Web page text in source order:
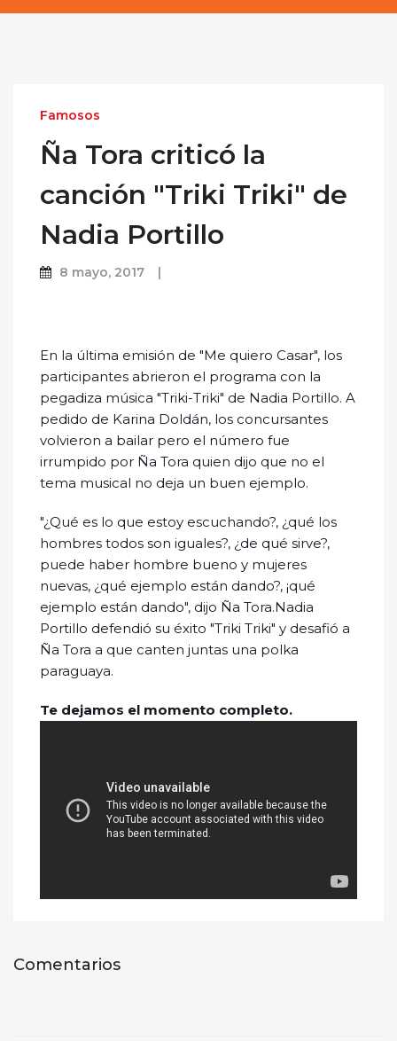
Famosos
Ña Tora criticó la
canción "Triki Triki" de
Nadia Portillo
8 mayo, 2017
En la última emisión de "Me quiero Casar", los
participantes abrieron el programa con la
pegadiza música "Triki-Triki" de Nadia Portillo. A
pedido de Karina Doldán, los concursantes
volvieron a bailar pero el número fue
irrumpido por Ña Tora quien dijo que no el
tema musical no deja un buen ejemplo.
"¿Qué es lo que estoy escuchando?, ¿qué los
hombres todos son iguales?, ¿de qué sirve?,
puede haber hombre bueno y mujeres
nuevas, ¿qué ejemplo están dando?, ¡qué
ejemplo están dando", dijo Ña Tora.Nadia
Portillo defendió su éxito "Triki Triki" y desafió a
Ña Tora a que canten juntas una polka
paraguaya.
Te dejamos el momento completo.
Comentarios